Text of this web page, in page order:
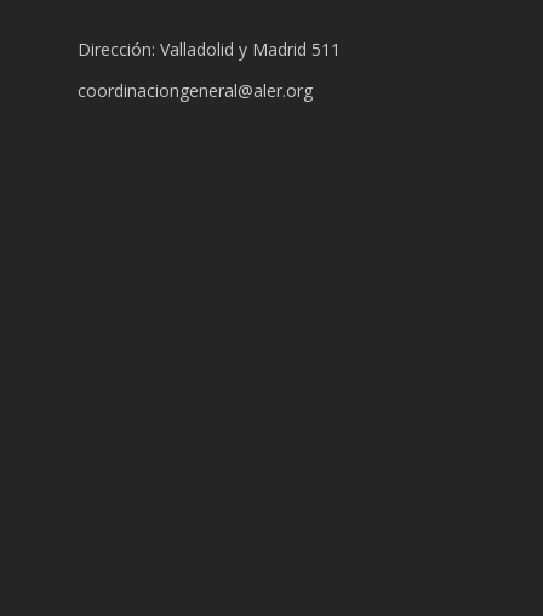
Dirección: Valladolid y Madrid 511
coordinaciongeneral@aler.org